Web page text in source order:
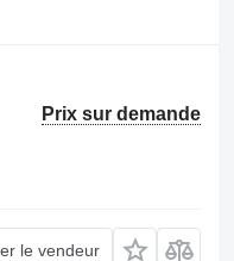
Prix sur demande
le vendeur